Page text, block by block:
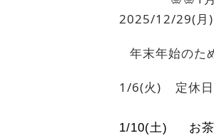
2025/12/29(月
年末年始のた
1/6(火) 定休
1/10(土) お茶